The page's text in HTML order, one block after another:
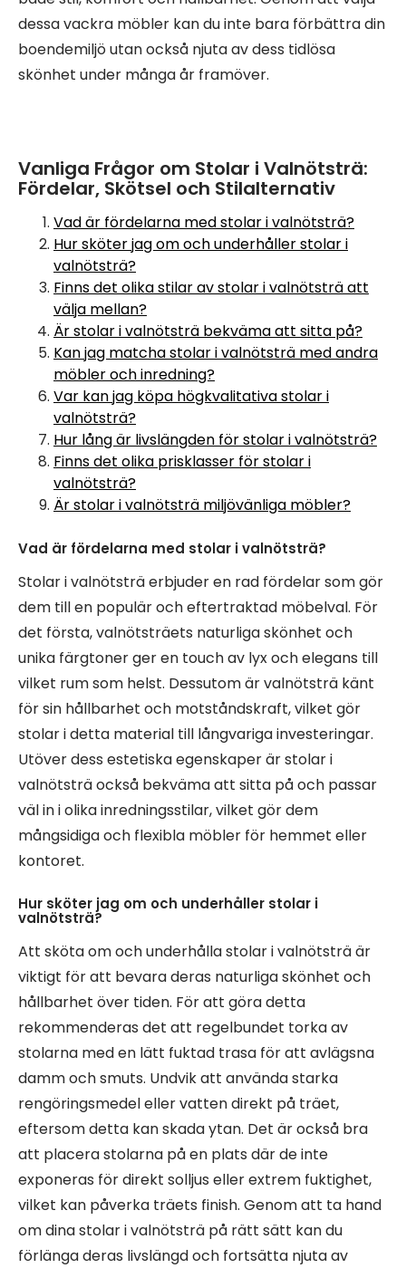
dessa vackra möbler kan du inte bara förbättra din
boendemiljö utan också njuta av dess tidlösa
skönhet under många år framöver.
Vanliga Frågor om Stolar i Valnötsträ:
Fördelar, Skötsel och Stilalternativ
Vad är fördelarna med stolar i valnötsträ?
Hur sköter jag om och underhåller stolar i
valnötsträ?
Finns det olika stilar av stolar i valnötsträ att
välja mellan?
Är stolar i valnötsträ bekväma att sitta på?
Kan jag matcha stolar i valnötsträ med andra
möbler och inredning?
Var kan jag köpa högkvalitativa stolar i
valnötsträ?
Hur lång är livslängden för stolar i valnötsträ?
Finns det olika prisklasser för stolar i
valnötsträ?
Är stolar i valnötsträ miljövänliga möbler?
Vad är fördelarna med stolar i valnötsträ?
Stolar i valnötsträ erbjuder en rad fördelar som gör
dem till en populär och eftertraktad möbelval. För
det första, valnötsträets naturliga skönhet och
unika färgtoner ger en touch av lyx och elegans till
vilket rum som helst. Dessutom är valnötsträ känt
för sin hållbarhet och motståndskraft, vilket gör
stolar i detta material till långvariga investeringar.
Utöver dess estetiska egenskaper är stolar i
valnötsträ också bekväma att sitta på och passar
väl in i olika inredningsstilar, vilket gör dem
mångsidiga och flexibla möbler för hemmet eller
kontoret.
Hur sköter jag om och underhåller stolar i
valnötsträ?
Att sköta om och underhålla stolar i valnötsträ är
viktigt för att bevara deras naturliga skönhet och
hållbarhet över tiden. För att göra detta
rekommenderas det att regelbundet torka av
stolarna med en lätt fuktad trasa för att avlägsna
damm och smuts. Undvik att använda starka
rengöringsmedel eller vatten direkt på träet,
eftersom detta kan skada ytan. Det är också bra
att placera stolarna på en plats där de inte
exponeras för direkt solljus eller extrem fuktighet,
vilket kan påverka träets finish. Genom att ta hand
om dina stolar i valnötsträ på rätt sätt kan du
förlänga deras livslängd och fortsätta njuta av